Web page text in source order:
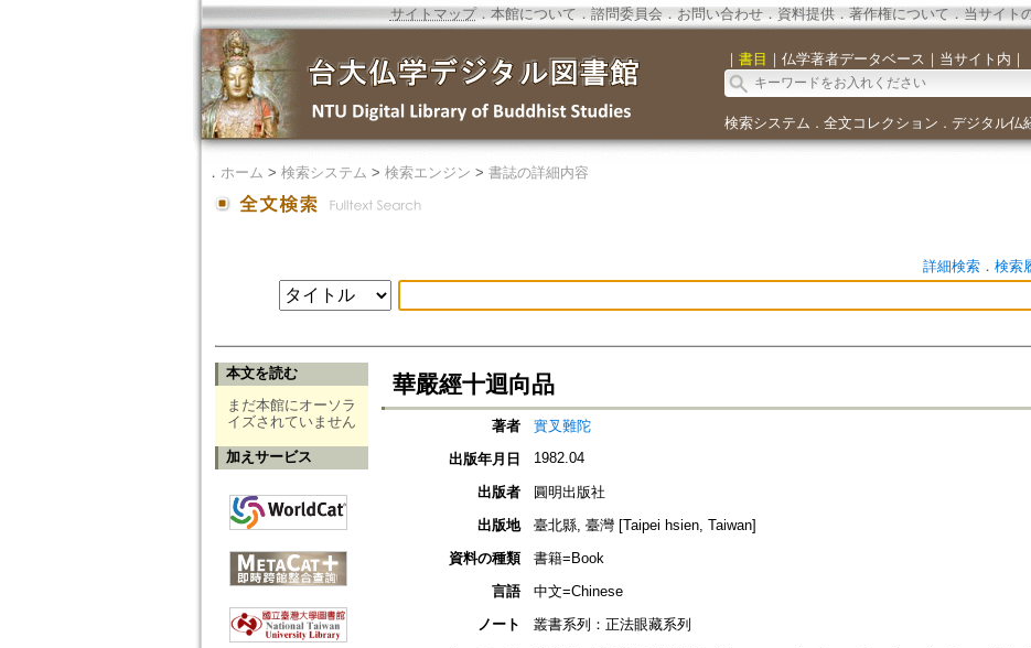
サイトマップ．本館について ． 諮問委員会． お問い合わせ． 資料提供． 著作権について．当サイト
｜ 書目 ｜ 仏学著者データベース ｜ 当サイト内 ｜
検索システム ． 全文コレクション ． デジタル仏
． ホーム > 検索システム > 検索エンジン > 書誌の詳細内容
詳細検索． 検索
本文を読む
まだ本館にオーソラ
イズされていません
加えサービス
華嚴經十迴向品
著者
實叉難陀
出版年月日
1982.04
出版者
圓明出版社
出版地
臺北縣, 臺灣 [Taipei hsien, Taiwan]
資料の種類
書籍=Book
言語
中文=Chinese
ノート
叢書系列：正法眼藏系列